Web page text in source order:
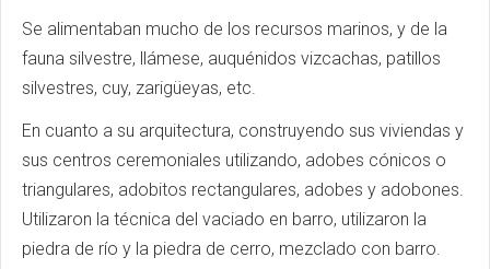
Se alimentaban mucho de los recursos marinos, y de la
fauna silvestre, llámese, auquénidos vizcachas, patillos
silvestres, cuy, zarigüeyas, etc.
En cuanto a su arquitectura, construyendo sus viviendas y
sus centros ceremoniales utilizando, adobes cónicos o
triangulares, adobitos rectangulares, adobes y adobones.
Utilizaron la técnica del vaciado en barro, utilizaron la
piedra de río y la piedra de cerro, mezclado con barro.